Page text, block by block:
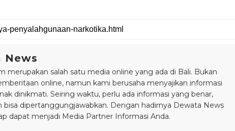
News
merupakan salah satu media online yang ada di Bali. Bukan
online, namun kami berusaha menyajikan informasi
dinikmati. Seiring waktu, perlu ada informasi yang benar,
bisa dipertanggungjawabkan. Dengan hadirnya Dewata News
dapat menjadi Media Partner Informasi Anda.